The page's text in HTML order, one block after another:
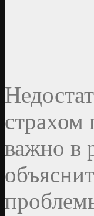
страхом
важно в